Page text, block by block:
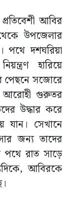
আবির
উপজেলার
পথে দশঘরিয়া
হারিয়ে
পেছনে সজোরে
আরোহী গুরুতর
উদ্ধার করে
যান। সেখানে
জন্য তাদের
পথে রাত সাড়ে
আবিরকে